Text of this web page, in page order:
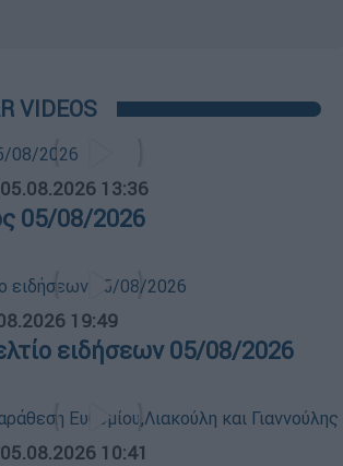
VIDEOS
05.08.2026 13:36
05/08/2026
19:49
ειδήσεων 05/08/2026
05.08.2026 10:41